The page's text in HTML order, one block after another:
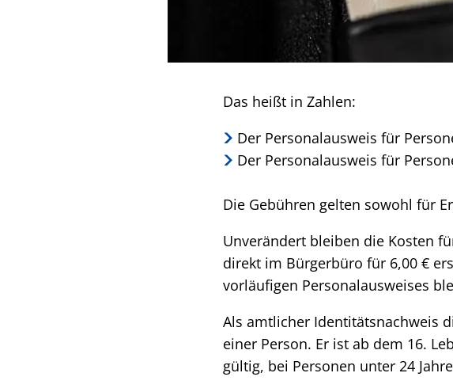
Das heißt in Zahlen:
Der Personalausweis für
Der Personalausweis für
Die Gebühren gelten sowohl für
Unverändert bleiben die Kosten
direkt im Bürgerbüro für 6,00 €
vorläufigen Personalausweises
Als amtlicher Identitätsnachweis
einer Person. Er ist ab dem 16.
gültig, bei Personen unter 24